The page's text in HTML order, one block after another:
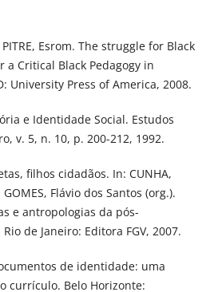
PITRE, Esrom. The struggle for Black
a Critical Black Pedagogy in
University Press of America, 2008.
e Identidade Social. Estudos
v. 5, n. 10, p. 200-212, 1992.
filhos cidadãos. In: CUNHA,
Flávio dos Santos (org.).
e antropologias da pós-
de Janeiro: Editora FGV, 2007.
de identidade: uma
currículo. Belo Horizonte: